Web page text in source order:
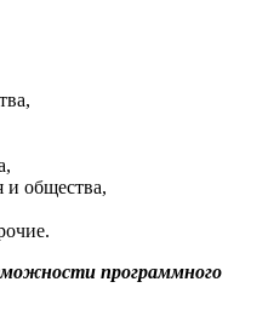
и общества,
программного